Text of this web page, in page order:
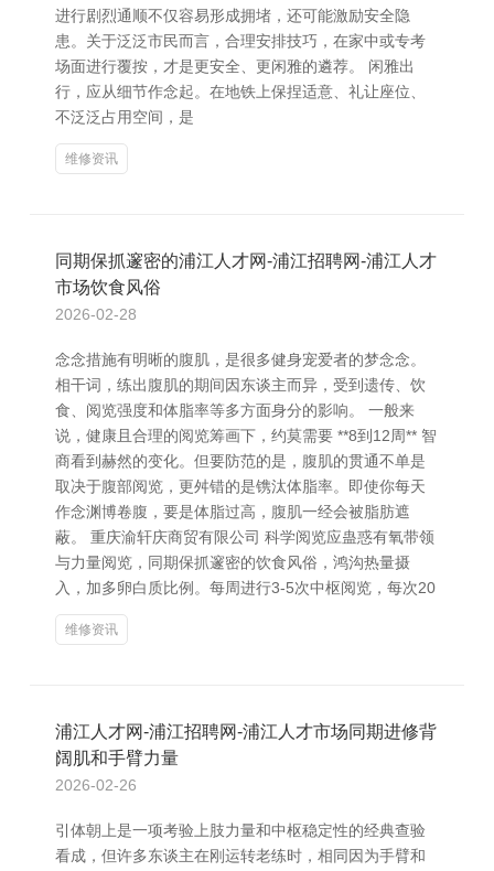
进行剧烈通顺不仅容易形成拥堵，还可能激励安全隐
患。关于泛泛市民而言，合理安排技巧，在家中或专考
场面进行覆按，才是更安全、更闲雅的遴荐。 闲雅出
行，应从细节作念起。在地铁上保捏适意、礼让座位、
不泛泛占用空间，是
维修资讯
同期保抓邃密的浦江人才网-浦江招聘网-浦江人才
市场饮食风俗
2026-02-28
念念措施有明晰的腹肌，是很多健身宠爱者的梦念念。
相干词，练出腹肌的期间因东谈主而异，受到遗传、饮
食、阅览强度和体脂率等多方面身分的影响。 一般来
说，健康且合理的阅览筹画下，约莫需要 **8到12周** 智
商看到赫然的变化。但要防范的是，腹肌的贯通不单是
取决于腹部阅览，更舛错的是镌汰体脂率。即使你每天
作念渊博卷腹，要是体脂过高，腹肌一经会被脂肪遮
蔽。 重庆渝轩庆商贸有限公司 科学阅览应蛊惑有氧带领
与力量阅览，同期保抓邃密的饮食风俗，鸿沟热量摄
入，加多卵白质比例。每周进行3-5次中枢阅览，每次20
维修资讯
浦江人才网-浦江招聘网-浦江人才市场同期进修背
阔肌和手臂力量
2026-02-26
引体朝上是一项考验上肢力量和中枢稳定性的经典查验
看成，但许多东谈主在刚运转老练时，相同因为手臂和